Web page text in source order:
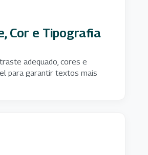
Cor e Tipografia
adequado, cores e
para garantir textos mais